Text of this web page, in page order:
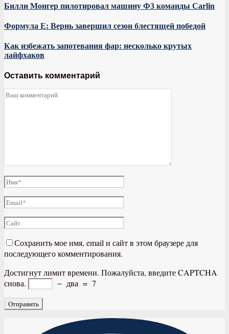
Билли Монгер пилотировал машину Ф3 команды Carlin
Формула E: Вернь завершил сезон блестящей победой
Как избежать запотевания фар: несколько крутых
лайфхаков
Оставить комментарий
Сохранить мое имя, email и сайт в этом браузере для
последующего комментирования.
Достигнут лимит времени. Пожалуйста, введите CAPTCHA
снова.
− два = 7